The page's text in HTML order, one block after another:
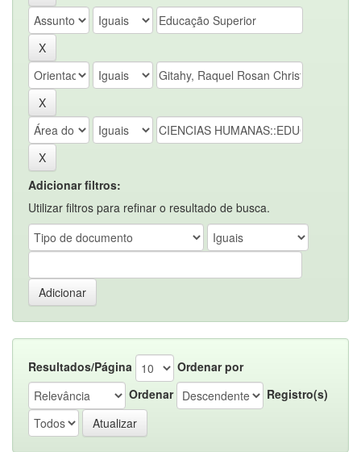
Adicionar filtros:
Utilizar filtros para refinar o resultado de busca.
Resultados/Página
Ordenar por
Ordenar
Registro(s)